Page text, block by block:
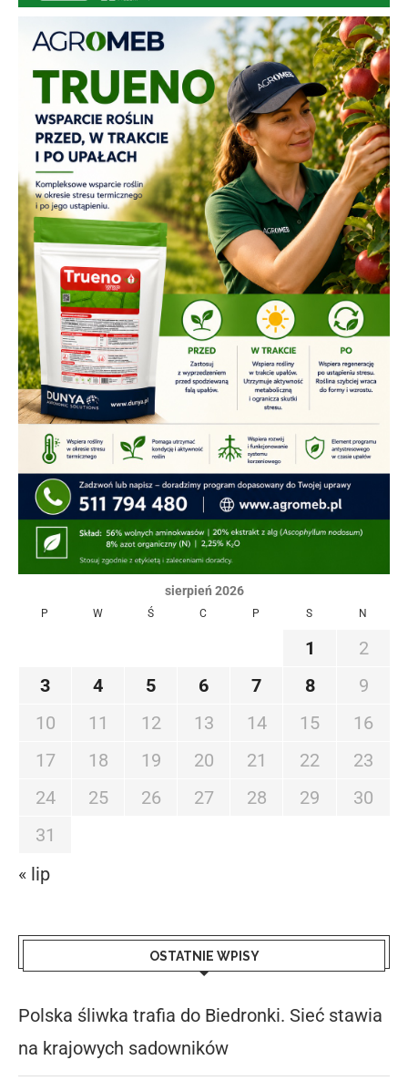
sierpień 2026
P W Ś C P S N
1
2
3
4 5 6 7 8
9
10
11 12 13 14 15
16
17
18 19 20 21 22
23
24
25 26 27 28 29
30
31
« lip
OSTATNIE WPISY
Polska śliwka trafia do Biedronki. Sieć stawia
na krajowych sadowników